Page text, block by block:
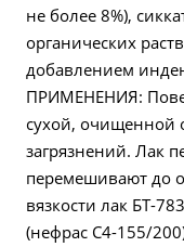
не более 8%),
органических
добавлением
ПРИМЕНЕНИЯ:
сухой, очищенной
загрязнений. Лак
перемешивают до
вязкости лак БТ-
(нефрас С4-155/